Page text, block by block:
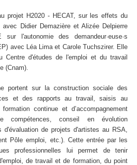
projet H2020 - HECAT, sur les effets du
Didier Demazière et Alizée Delpierre
l'autonomie des demandeur·euse·s
avec Léa Lima et Carole Tuchszirer. Elle
Centre d'études de l'emploi et du travail
(Cnam).
portent sur la construction sociale des
et des rapports au travail, saisis au
continue et d’accompagnement
compétences, conseil en évolution
d'évaluation de projets d'artistes au RSA,
Pôle emploi, etc.). Cette entrée par les
professionnelles lui permet de tenir
de travail et de formation, du point